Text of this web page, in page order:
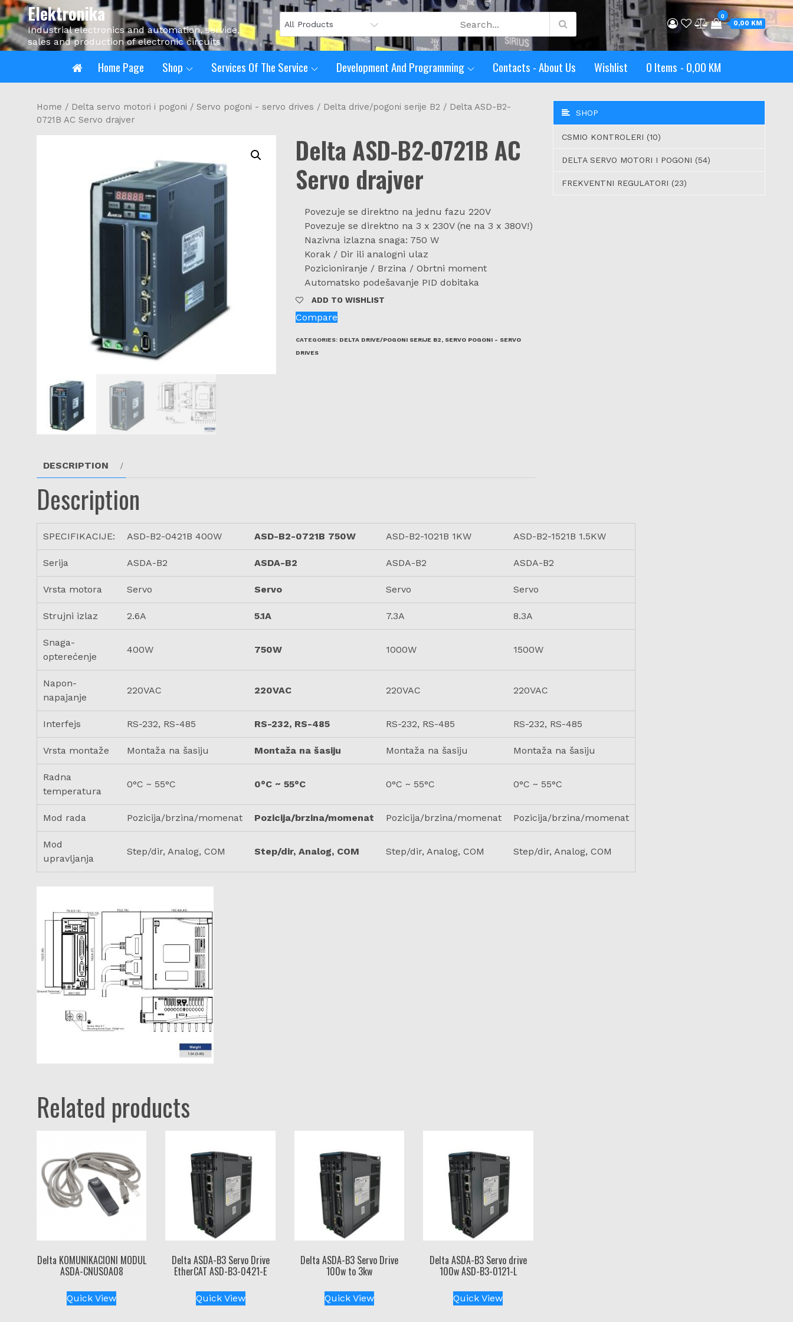
Skip
to
content
Elektronika
Industrial electronics and automation, service,
sales and production of electronic circuits
0
0,00 KM
Home Page Shop Services Of The Service Development And Programming Contacts - About Us Wishlist 0 Items 0,00 KM
Home / Delta servo motori i pogoni / Servo pogoni - servo drives / Delta drive/pogoni serije B2 / Delta ASD-B2-
0721B AC Servo drajver
Delta ASD-B2-0721B AC
Servo drajver
Povezuje se direktno na jednu fazu 220V
Povezuje se direktno na 3 x 230V (ne na 3 x 380V!)
Nazivna izlazna snaga: 750 W
Korak / Dir ili analogni ulaz
Pozicioniranje / Brzina / Obrtni moment
Automatsko podešavanje PID dobitaka
ADD TO WISHLIST
Compare
CATEGORIES: DELTA DRIVE/POGONI SERIJE B2
SERVO POGONI - SERVO
DRIVES
DESCRIPTION
Description
SPECIFIKACIJE: ASD-B2-0421B 400W ASD-B2-0721B 750W ASD-B2-1021B 1KW ASD-B2-1521B 1.5KW
Serija ASDA-B2 ASDA-B2 ASDA-B2 ASDA-B2
Vrsta motora Servo Servo Servo Servo
Strujni izlaz 2.6A 5.1A 7.3A 8.3A
Snaga-
opterećenje
400W 750W 1000W 1500W
Napon-
napajanje
220VAC 220VAC 220VAC 220VAC
Interfejs RS-232, RS-485 RS-232, RS-485 RS-232, RS-485 RS-232, RS-485
Vrsta montaže Montaža na šasiju Montaža na šasiju Montaža na šasiju Montaža na šasiju
Radna
temperatura
0°C ~ 55°C 0°C ~ 55°C 0°C ~ 55°C 0°C ~ 55°C
Mod rada Pozicija/brzina/momenat Pozicija/brzina/momenat Pozicija/brzina/momenat Pozicija/brzina/momenat
Mod
upravljanja
Step/dir, Analog, COM Step/dir, Analog, COM Step/dir, Analog, COM Step/dir, Analog, COM
Related products
Delta KOMUNIKACIONI MODUL
ASDA-CNUS0A08
Quick View
Delta ASDA-B3 Servo Drive
EtherCAT ASD-B3-0421-E
Quick View
Delta ASDA-B3 Servo Drive
100w to 3kw
Quick View
Delta ASDA-B3 Servo drive
100w ASD-B3-0121-L
Quick View
SHOP
CSMIO KONTROLERI (10)
DELTA SERVO MOTORI I POGONI (54)
FREKVENTNI REGULATORI (23)